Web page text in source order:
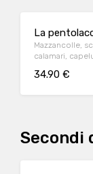
La
Mazzancolle,
calamari,
34.90 €
Secondi